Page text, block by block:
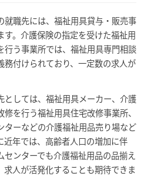
就職先には、福祉用具貸与・販売事
す。介護保険の指定を受けた福祉用
行う事業所では、福祉用具専門相談
務付けられており、一定数の求人が
としては、福祉用具メーカー、介護
を行う福祉用具住宅改修事業所、
ターなどの介護福祉用品売り場など
近年では、高齢者人口の増加に伴
センターでも介護福祉用品の品揃え
求人が活発化することも期待できま